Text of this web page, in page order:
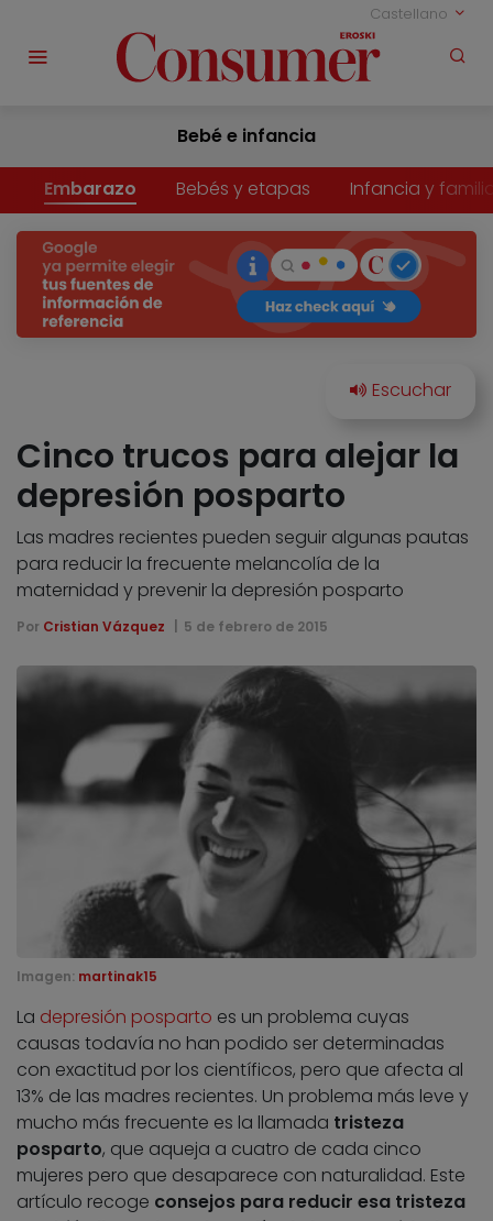
Castellano
Bebé e infancia
Embarazo Bebés y etapas Infancia y
Cinco trucos para alejar la
depresión posparto
Las madres recientes pueden seguir algunas pautas
para reducir la frecuente melancolía de la
maternidad y prevenir la depresión posparto
Por Cristian Vázquez 5 de febrero de 2015
Imagen: martinak15
La depresión posparto es un problema cuyas
causas todavía no han podido ser determinadas
con exactitud por los científicos, pero que afecta al
13% de las madres recientes. Un problema más leve y
mucho más frecuente es la llamada tristeza
posparto, que aqueja a cuatro de cada cinco
mujeres pero que desaparece con naturalidad. Este
artículo recoge consejos para reducir esa tristeza